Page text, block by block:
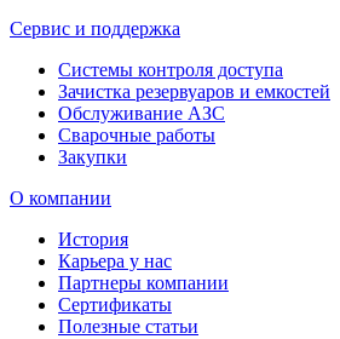
Сервис и поддержка
Системы контроля доступа
Зачистка резервуаров и емкостей
Обслуживание АЗС
Сварочные работы
Закупки
О компании
История
Карьера у нас
Партнеры компании
Сертификаты
Полезные статьи